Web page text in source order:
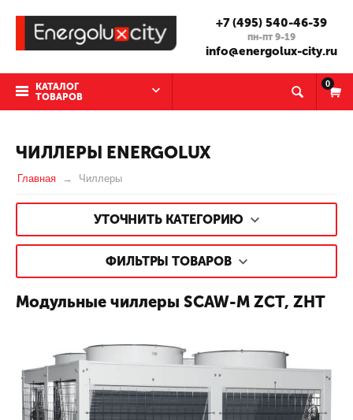
+7 (495) 540-46-39
пн-пт 9-19
info@energolux-city.ru
КАТАЛОГ
ТОВАРОВ
0
ЧИЛЛЕРЫ ENERGOLUX
Главная Чиллеры
УТОЧНИТЬ КАТЕГОРИЮ
ФИЛЬТРЫ ТОВАРОВ
Модульные чиллеры SCAW-M ZCT, ZHT